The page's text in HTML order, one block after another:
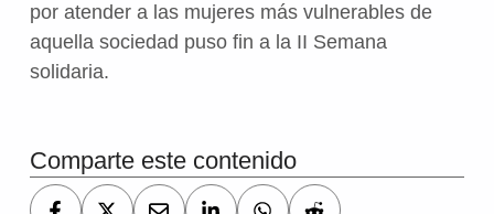
por atender a las mujeres más vulnerables de
aquella sociedad puso fin a la II Semana
solidaria.
Comparte este contenido